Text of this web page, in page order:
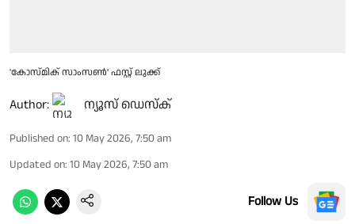
'കോസ്മിക് സാംസൺ' ഫസ്റ്റ് ലുക്ക്
Author: ന്യൂസ് ഡെസ്ക്
Published on: 10 May 2026, 7:50 am
Updated on: 10 May 2026, 7:50 am
Follow Us